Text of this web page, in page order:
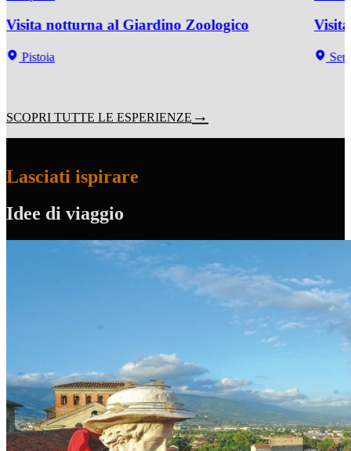
Visita notturna al Giardino Zoologico
Pistoia
SCOPRI TUTTE LE ESPERIENZE
Lasciati ispirare
Idee di viaggio